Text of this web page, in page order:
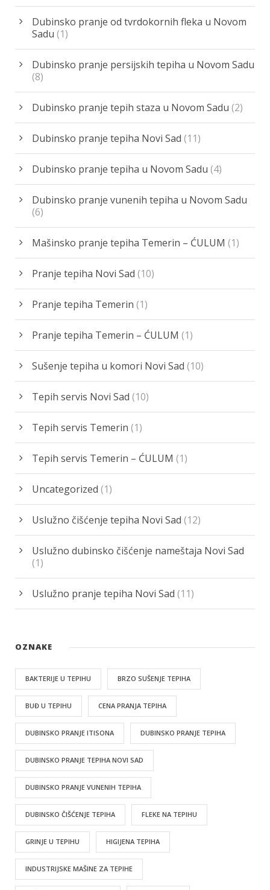
Dubinsko pranje od tvrdokornih fleka u Novom
Sadu (1)
Dubinsko pranje persijskih tepiha u Novom Sadu
(8)
Dubinsko pranje tepih staza u Novom Sadu (2)
Dubinsko pranje tepiha Novi Sad (11)
Dubinsko pranje tepiha u Novom Sadu (4)
Dubinsko pranje vunenih tepiha u Novom Sadu
(6)
Mašinsko pranje tepiha Temerin – ĆULUM (1)
Pranje tepiha Novi Sad (10)
Pranje tepiha Temerin (1)
Pranje tepiha Temerin – ĆULUM (1)
Sušenje tepiha u komori Novi Sad (10)
Tepih servis Novi Sad (10)
Tepih servis Temerin (1)
Tepih servis Temerin – ĆULUM (1)
Uncategorized (1)
Uslužno čišćenje tepiha Novi Sad (12)
Uslužno dubinsko čišćenje nameštaja Novi Sad
(1)
Uslužno pranje tepiha Novi Sad (11)
OZNAKE
BAKTERIJE U TEPIHU BRZO SUŠENJE TEPIHA
BUĐ U TEPIHU CENA PRANJA TEPIHA
DUBINSKO PRANJE ITISONA DUBINSKO PRANJE TEPIHA
DUBINSKO PRANJE TEPIHA NOVI SAD
DUBINSKO PRANJE VUNENIH TEPIHA
DUBINSKO ČIŠĆENJE TEPIHA FLEKE NA TEPIHU
GRINJE U TEPIHU HIGIJENA TEPIHA
INDUSTRIJSKE MAŠINE ZA TEPIHE